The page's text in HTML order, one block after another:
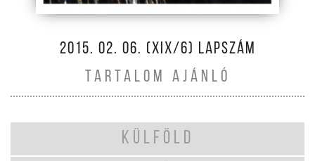
2015. 02. 06. (XIX/6) LAPSZÁM
TARTALOM AJÁNLÓ
KÜLFÖLD